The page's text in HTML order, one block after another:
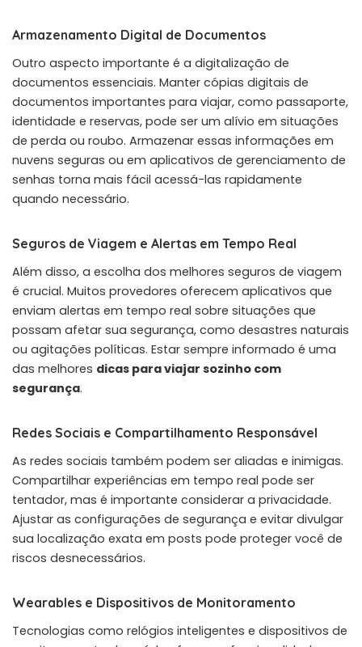
Armazenamento Digital de Documentos
Outro aspecto importante é a digitalização de
documentos essenciais. Manter cópias digitais de
documentos importantes para viajar, como passaporte,
identidade e reservas, pode ser um alívio em situações
de perda ou roubo. Armazenar essas informações em
nuvens seguras ou em aplicativos de gerenciamento de
senhas torna mais fácil acessá-las rapidamente
quando necessário.
Seguros de Viagem e Alertas em Tempo Real
Além disso, a escolha dos melhores seguros de viagem
é crucial. Muitos provedores oferecem aplicativos que
enviam alertas em tempo real sobre situações que
possam afetar sua segurança, como desastres naturais
ou agitações políticas. Estar sempre informado é uma
das melhores dicas para viajar sozinho com
segurança.
Redes Sociais e Compartilhamento Responsável
As redes sociais também podem ser aliadas e inimigas.
Compartilhar experiências em tempo real pode ser
tentador, mas é importante considerar a privacidade.
Ajustar as configurações de segurança e evitar divulgar
sua localização exata em posts pode proteger você de
riscos desnecessários.
Wearables e Dispositivos de Monitoramento
Tecnologias como relógios inteligentes e dispositivos de